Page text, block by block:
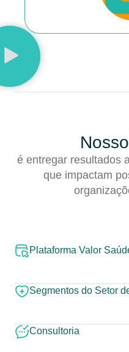
é entregar resultados
que impactam
Plataforma Valor
Segmentos do Setor
Consultoria